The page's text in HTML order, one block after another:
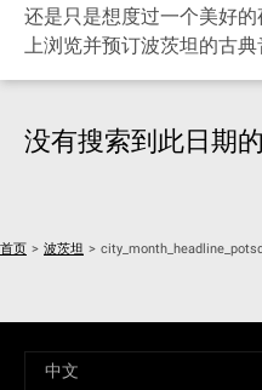
还是只是想度过一个美好
上浏览并预订波茨坦的古典
没有搜索到此日期的
首页 > 波茨坦 >